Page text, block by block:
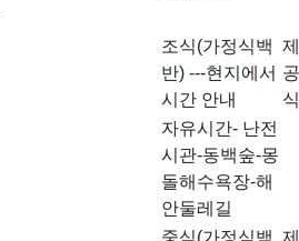
조식(가정식백
반) ---현지에서
시간 안내
제
공
식
자유시간- 난전
시관-동백숲-몽
돌해수욕장-해
안둘레길
중식(가정식백
제